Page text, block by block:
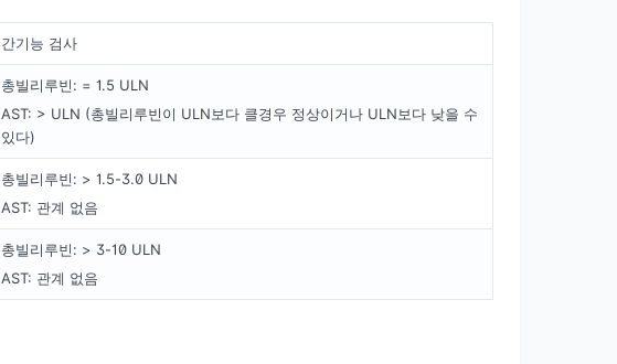
간기능 검사
총빌리루빈: = 1.5 ULN
AST: > ULN (총빌리루빈이 ULN보다 클경우 정상이거나 ULN보다 낮을 수
있다)
총빌리루빈: > 1.5-3.0 ULN
AST: 관계 없음
총빌리루빈: > 3-10 ULN
AST: 관계 없음